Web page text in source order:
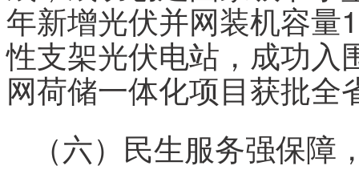
年新增光伏并网装机容量
性支架光伏电站，成功入
网荷储一体化项目获批全
（六）民生服务强保